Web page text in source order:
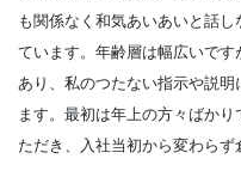
も関係なく和気あいあいと話
ています。年齢層は幅広いで
あり、私のつたない指示や説
ます。最初は年上の方々ばか
ただき、入社当初から変わらず